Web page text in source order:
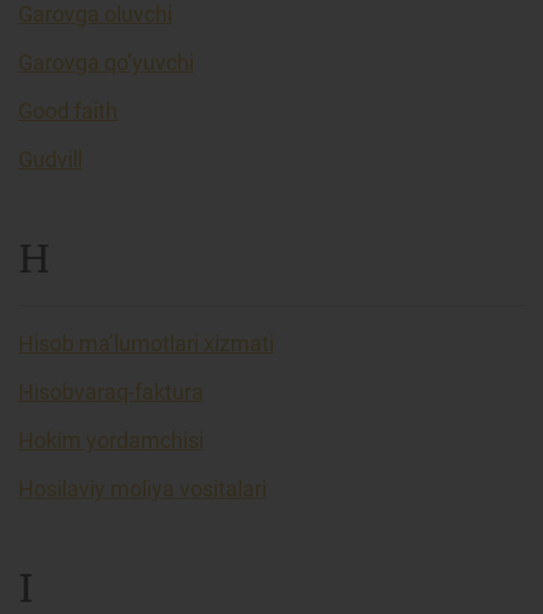
Garovga oluvchi
Garovga qo’yuvchi
Good faith
Gudvill
H
Hisob ma’lumotlari xizmati
Hisobvaraq-faktura
Hokim yordamchisi
Hosilaviy moliya vositalari
I